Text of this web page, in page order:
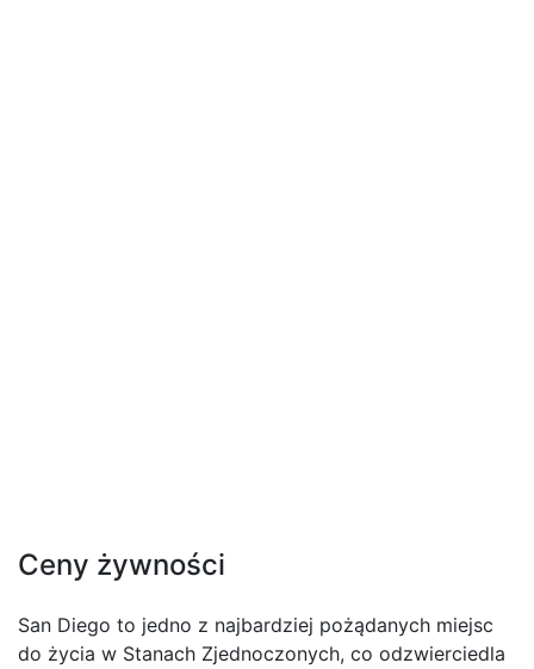
Ceny żywności
San Diego to jedno z najbardziej pożądanych miejsc
do życia w Stanach Zjednoczonych, co odzwierciedla